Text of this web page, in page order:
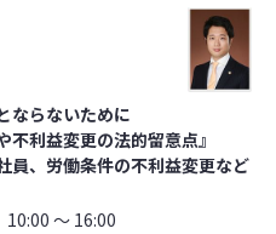
ならないために
不利益変更の法的留意点』
員、労働条件の不利益変更など
～ 16:00